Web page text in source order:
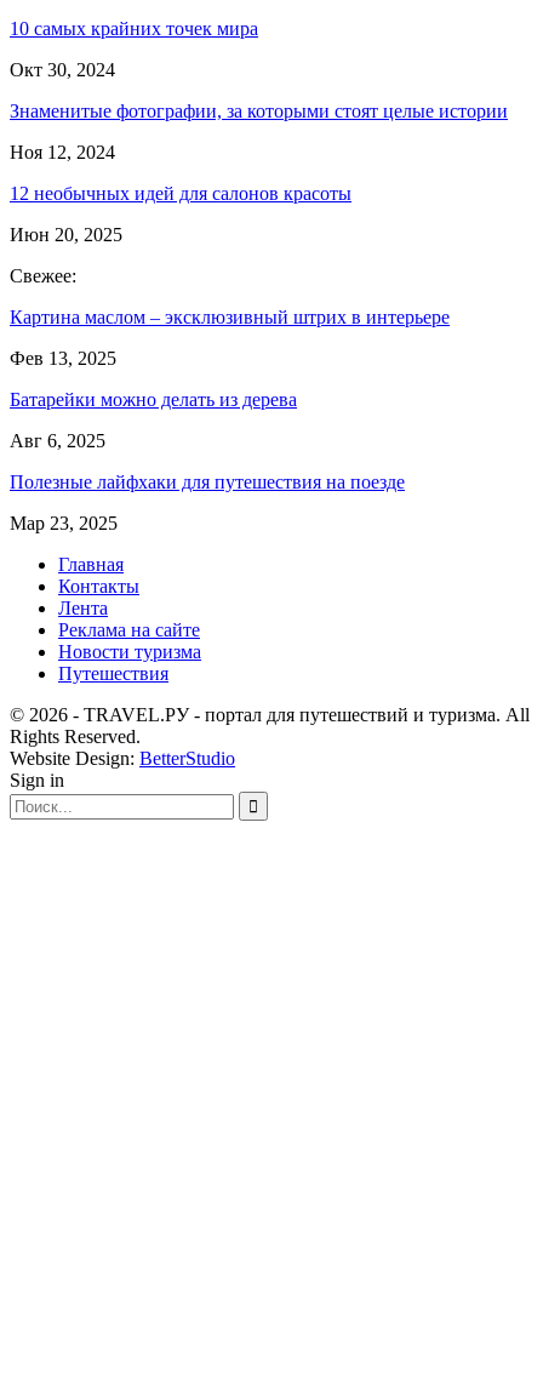
10 самых крайних точек мира
Окт 30, 2024
Знаменитые фотографии, за которыми стоят целые истории
Ноя 12, 2024
12 необычных идей для салонов красоты
Июн 20, 2025
Свежее:
Картина маслом – эксклюзивный штрих в интерьере
Фев 13, 2025
Батарейки можно делать из дерева
Авг 6, 2025
Полезные лайфхаки для путешествия на поезде
Мар 23, 2025
Главная
Контакты
Лента
Реклама на сайте
Новости туризма
Путешествия
© 2026 - TRAVEL.РУ - портал для путешествий и туризма. All
Rights Reserved.
Website Design: BetterStudio
Sign in